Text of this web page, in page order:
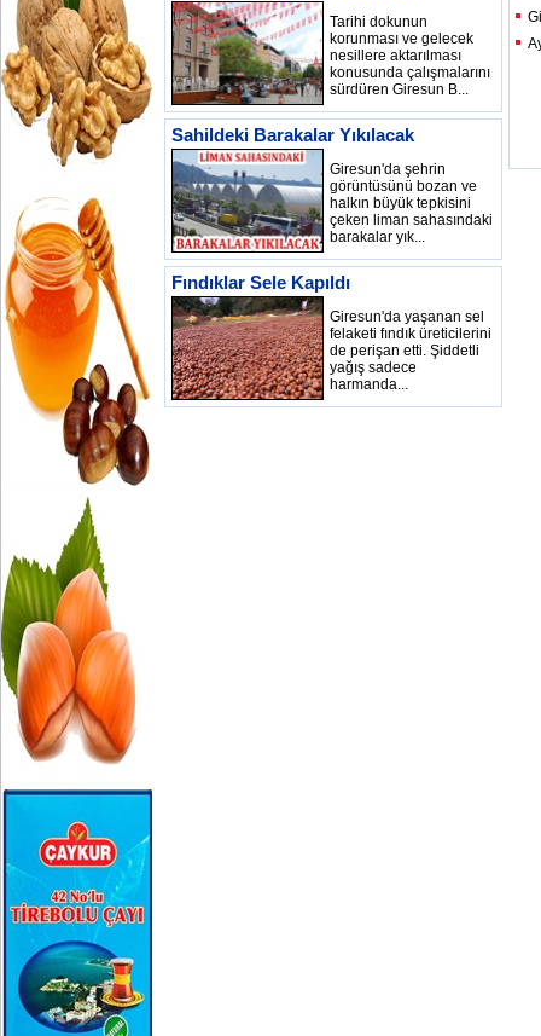
Tarihi dokunun
korunması ve gelecek
nesillere aktarılması
konusunda çalışmalarını
sürdüren Giresun B...
Sahildeki Barakalar Yıkılacak
Giresun'da şehrin
görüntüsünü bozan ve
halkın büyük tepkisini
çeken liman sahasındaki
barakalar yık...
Fındıklar Sele Kapıldı
Giresun'da yaşanan sel
felaketi fındık üreticilerini
de perişan etti. Şiddetli
yağış sadece
harmanda...